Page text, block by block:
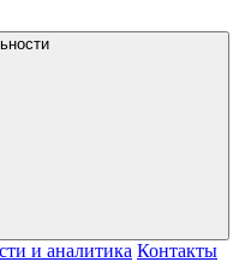
и аналитика Контакты